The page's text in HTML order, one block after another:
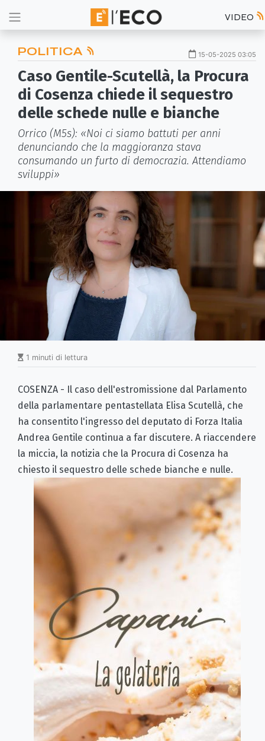
VIDEO
POLITICA 15-05-2025 03:05
Caso Gentile-Scutellà, la Procura
di Cosenza chiede il sequestro
delle schede nulle e bianche
Orrico (M5s): «Noi ci siamo battuti per anni
denunciando che la maggioranza stava
consumando un furto di democrazia. Attendiamo
sviluppi»
1 minuti di lettura
COSENZA - Il caso dell'estromissione dal Parlamento
della parlamentare pentastellata Elisa Scutellà, che
ha consentito l'ingresso del deputato di Forza Italia
Andrea Gentile continua a far discutere. A riaccendere
la miccia, la notizia che la Procura di Cosenza ha
chiesto il sequestro delle schede bianche e nulle.